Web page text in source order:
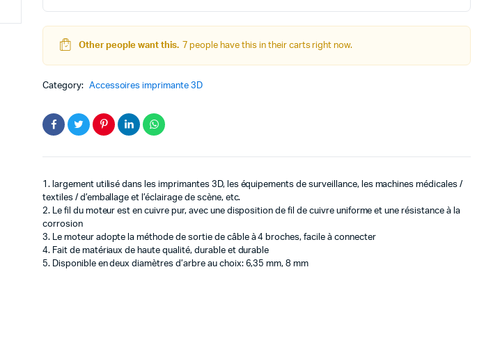
Lego Education
Pack Arduino – raspberry pi
Pas
HS7628
quantity
Other people want this. 7 people have this in their carts right now.
Category: Accessoires imprimante 3D
1. largement utilisé dans les imprimantes 3D, les équipements de surveillance, les machines médicales /
textiles / d’emballage et l’éclairage de scène, etc.
2. Le fil du moteur est en cuivre pur, avec une disposition de fil de cuivre uniforme et une résistance à la
corrosion
3. Le moteur adopte la méthode de sortie de câble à 4 broches, facile à connecter
4. Fait de matériaux de haute qualité, durable et durable
5. Disponible en deux diamètres d’arbre au choix: 6,35 mm, 8 mm